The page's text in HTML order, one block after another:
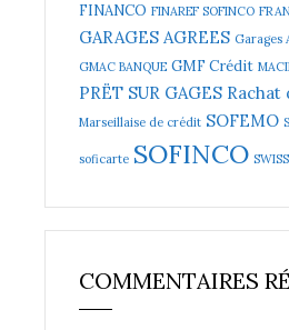
FINANCO FINAREF SOFINCO
GARAGES AGREES Garages
GMAC BANQUE GMF Crédit
PRËT SUR GAGES Rachat
Marseillaise de crédit SOFEMO
soficarte SOFINCO
COMMENTAIRES